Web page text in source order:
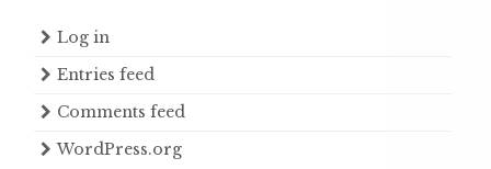
Log in
Entries feed
Comments feed
WordPress.org